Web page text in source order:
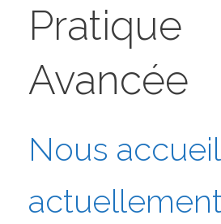
Pratique
Avancée
Nous